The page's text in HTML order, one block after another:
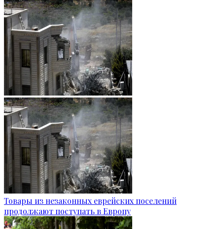
Товары из незаконных еврейских поселений
продолжают поступать в Европу